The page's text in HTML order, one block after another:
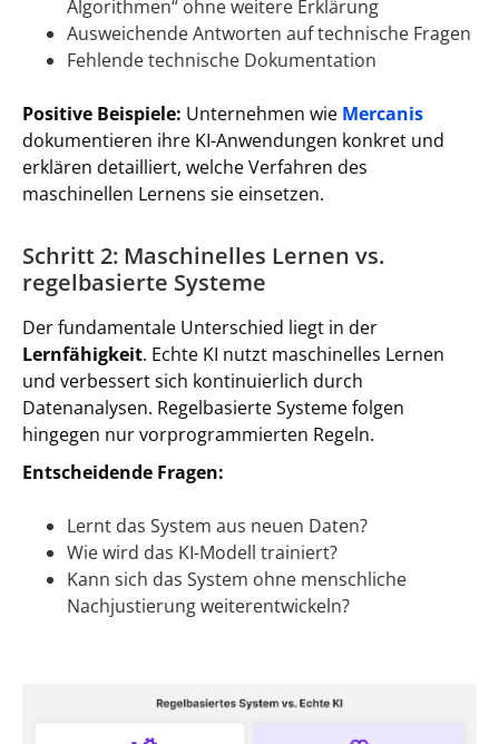
Algorithmen“ ohne weitere Erklärung
Ausweichende Antworten auf technische Fragen
Fehlende technische Dokumentation
Positive Beispiele: Unternehmen wie Mercanis
dokumentieren ihre KI-Anwendungen konkret und
erklären detailliert, welche Verfahren des
maschinellen Lernens sie einsetzen.
Schritt 2: Maschinelles Lernen vs.
regelbasierte Systeme
Der fundamentale Unterschied liegt in der
Lernfähigkeit. Echte KI nutzt maschinelles Lernen
und verbessert sich kontinuierlich durch
Datenanalysen. Regelbasierte Systeme folgen
hingegen nur vorprogrammierten Regeln.
Entscheidende Fragen:
Lernt das System aus neuen Daten?
Wie wird das KI-Modell trainiert?
Kann sich das System ohne menschliche
Nachjustierung weiterentwickeln?